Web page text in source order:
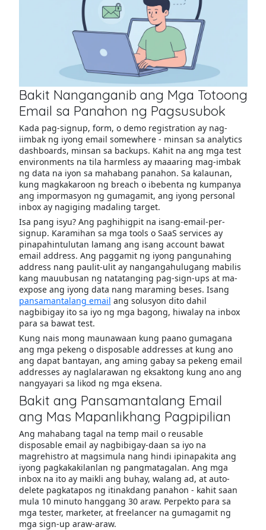
Bakit Nanganganib ang Mga Totoong
Email sa Panahon ng Pagsusubok
Kada pag-signup, form, o demo registration ay nag-
iimbak ng iyong email somewhere - minsan sa analytics
dashboards, minsan sa backups. Kahit na ang mga test
environments na tila harmless ay maaaring mag-imbak
ng data na iyon sa mahabang panahon. Sa kalaunan,
kung magkakaroon ng breach o ibebenta ng kumpanya
ang impormasyon ng gumagamit, ang iyong personal
inbox ay nagiging madaling target.
Isa pang isyu? Ang paghihigpit na isang-email-per-
signup. Karamihan sa mga tools o SaaS services ay
pinapahintulutan lamang ang isang account bawat
email address. Ang paggamit ng iyong pangunahing
address nang paulit-ulit ay nangangahulugang mabilis
kang mauubusan ng natatanging pag-sign-ups at ma-
expose ang iyong data nang maraming beses. Isang
pansamantalang email ang solusyon dito dahil
nagbibigay ito sa iyo ng mga bagong, hiwalay na inbox
para sa bawat test.
Kung nais mong maunawaan kung paano gumagana
ang mga pekeng o disposable addresses at kung ano
ang dapat bantayan, ang aming gabay sa pekeng email
addresses ay naglalarawan ng eksaktong kung ano ang
nangyayari sa likod ng mga eksena.
Bakit ang Pansamantalang Email
ang Mas Mapanlikhang Pagpipilian
Ang mahabang tagal na temp mail o reusable
disposable email ay nagbibigay-daan sa iyo na
magrehistro at magsimula nang hindi ipinapakita ang
iyong pagkakakilanlan ng pangmatagalan. Ang mga
inbox na ito ay maikli ang buhay, walang ad, at auto-
delete pagkatapos ng itinakdang panahon - kahit saan
mula 10 minuto hanggang 30 araw. Perpekto para sa
mga tester, marketer, at freelancer na gumagamit ng
mga sign-up araw-araw.